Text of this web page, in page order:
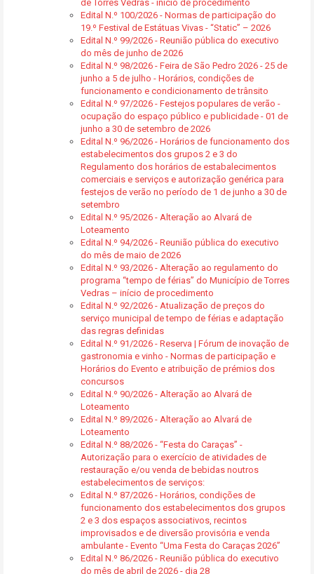
de Torres Vedras - início de procedimento
Edital N.º 100/2026 - Normas de participação do
19.º Festival de Estátuas Vivas - “Static” – 2026
Edital N.º 99/2026 - Reunião pública do executivo
do mês de junho de 2026
Edital N.º 98/2026 - Feira de São Pedro 2026 - 25 de
junho a 5 de julho - Horários, condições de
funcionamento e condicionamento de trânsito
Edital N.º 97/2026 - Festejos populares de verão -
ocupação do espaço público e publicidade - 01 de
junho a 30 de setembro de 2026
Edital N.º 96/2026 - Horários de funcionamento dos
estabelecimentos dos grupos 2 e 3 do
Regulamento dos horários de estabalecimentos
comerciais e serviços e autorização genérica para
festejos de verão no período de 1 de junho a 30 de
setembro
Edital N.º 95/2026 - Alteração ao Alvará de
Loteamento
Edital N.º 94/2026 - Reunião pública do executivo
do mês de maio de 2026
Edital N.º 93/2026 - Alteração ao regulamento do
programa “tempo de férias” do Município de Torres
Vedras – início de procedimento
Edital N.º 92/2026 - Atualização de preços do
serviço municipal de tempo de férias e adaptação
das regras definidas
Edital N.º 91/2026 - Reserva | Fórum de inovação de
gastronomia e vinho - Normas de participação e
Horários do Evento e atribuição de prémios dos
concursos
Edital N.º 90/2026 - Alteração ao Alvará de
Loteamento
Edital N.º 89/2026 - Alteração ao Alvará de
Loteamento
Edital N.º 88/2026 - “Festa do Caraças” -
Autorização para o exercício de atividades de
restauração e/ou venda de bebidas noutros
estabelecimentos de serviços:
Edital N.º 87/2026 - Horários, condições de
funcionamento dos estabelecimentos dos grupos
2 e 3 dos espaços associativos, recintos
improvisados e de diversão provisória e venda
ambulante - Evento “Uma Festa do Caraças 2026”
Edital N.º 86/2026 - Reunião pública do executivo
do mês de abril de 2026 - dia 28